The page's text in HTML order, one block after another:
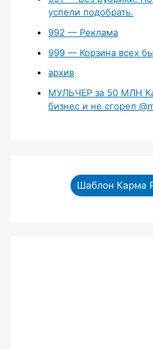
успели подобрать.
992 — Реклама
999 — Корзина всех
архив
МУЛЬЧЕР за 50 МЛН
бизнес и не сгорел
Шаблон Карма